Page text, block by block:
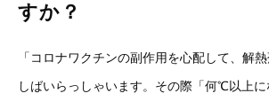
すか？
「コロナワクチンの副作用を心配して、解
しばいらっしゃいます。その際「何℃以上